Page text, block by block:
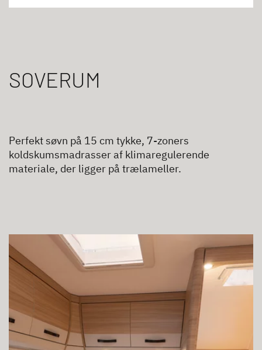
SOVERUM
Perfekt søvn på 15 cm tykke, 7-zoners
koldskumsmadrasser af klimaregulerende
materiale, der ligger på trælameller.